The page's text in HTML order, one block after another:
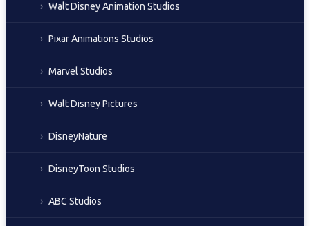
Walt Disney Animation Studios
Pixar Animations Studios
Marvel Studios
Walt Disney Pictures
DisneyNature
DisneyToon Studios
ABC Studios